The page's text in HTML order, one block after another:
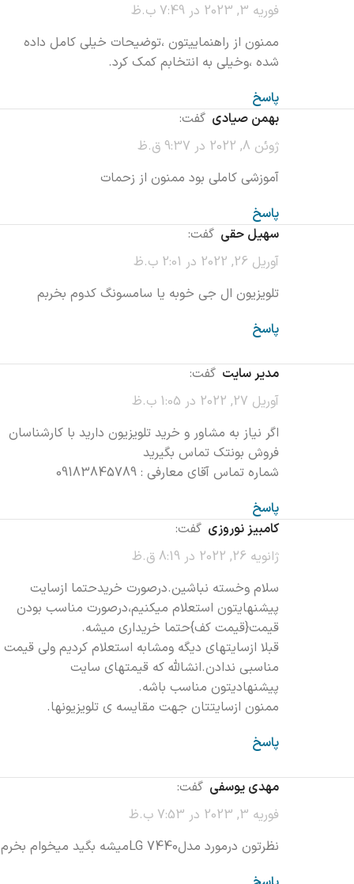
فوریه 3, 2023 در 7:49 ب.ظ
ممنون از راهنماییتون ،توضیحات خیلی کامل داده
شده ،وخیلی به انتخابم کمک کرد.
پاسخ
بهمن صیادی گفت:
ژوئن 8, 2022 در 9:37 ق.ظ
آموزشی کاملی بود ممنون از زحمات
پاسخ
سهیل حقی گفت:
آوریل 26, 2022 در 2:01 ب.ظ
تلویزیون ال جی خوبه یا سامسونگ کدوم بخربم
پاسخ
مدیر سایت گفت:
آوریل 27, 2022 در 1:05 ب.ظ
اگر نیاز به مشاور و خرید تلویزیون دارید با کارشناسان
فروش بونتک تماس بگیرید
شماره تماس آقای معارفی : 09183845789
پاسخ
کامبیز نوروزی گفت:
ژانویه 26, 2022 در 8:19 ق.ظ
سلام وخسته نباشین.درصورت خریدحتما ازسایت
پیشنهایتون استعلام میکنیم،درصورت مناسب بودن
قیمت{قیمت کف}حتما خریداری میشه.
قبلا ازسایتهای دیگه ومشابه استعلام کردیم ولی قیمت
مناسبی ندادن.انشالله که قیمتهای سایت
پیشنهادیتون مناسب باشه.
ممنون ازسایتتان جهت مقایسه ی تلویزیونها.
پاسخ
مهدی یوسفی گفت:
فوریه 3, 2023 در 7:53 ب.ظ
نظرتون درمورد مدلLG 7440میشه بگید میخوام بخرم